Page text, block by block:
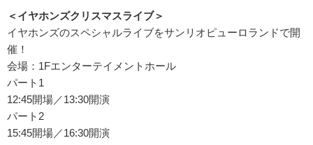
＜イヤホンズクリスマスライブ＞
イヤホンズのスペシャルライブをサンリオピューロランドで開
催！
会場：1Fエンターテイメントホール
パート1
12:45開場／13:30開演
パート2
15:45開場／16:30開演